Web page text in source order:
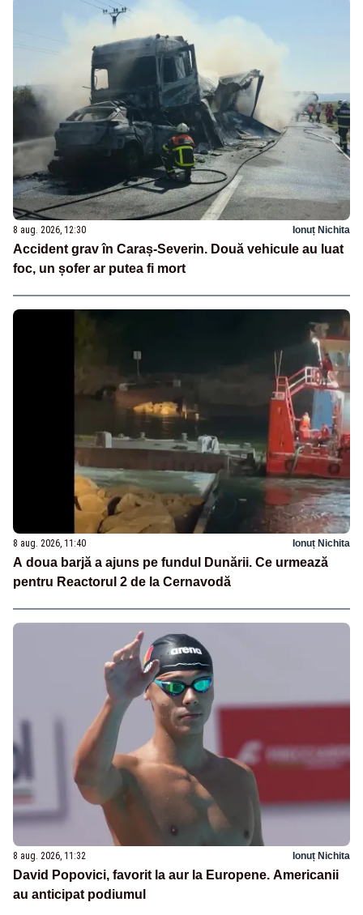
8 aug. 2026, 12:30 Ionuț Nichita
Accident grav în Caraș-Severin. Două vehicule au luat
foc, un șofer ar putea fi mort
8 aug. 2026, 11:40 Ionuț Nichita
A doua barjă a ajuns pe fundul Dunării. Ce urmează
pentru Reactorul 2 de la Cernavodă
8 aug. 2026, 11:32 Ionuț Nichita
David Popovici, favorit la aur la Europene. Americanii
au anticipat podiumul